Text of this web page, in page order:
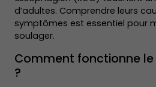
d’adultes. Comprendre leurs
symptômes est essentiel pour
soulager.
Comment fonctionne
?